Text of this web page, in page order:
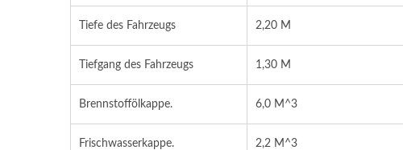
Tiefe des Fahrzeugs 2,20 M
Tiefgang des Fahrzeugs 1,30 M
Brennstoffölkappe. 6,0 M^3
Frischwasserkappe. 2,2 M^3